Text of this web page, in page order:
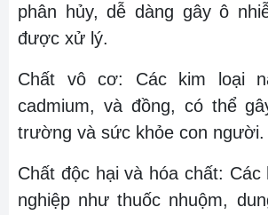
phân hủy, dễ dàng gây ô
được xử lý.
Chất vô cơ: Các kim loại
cadmium, và đồng, có thể
trường và sức khỏe con người.
Chất độc hại và hóa chất: Các
nghiệp như thuốc nhuộm,